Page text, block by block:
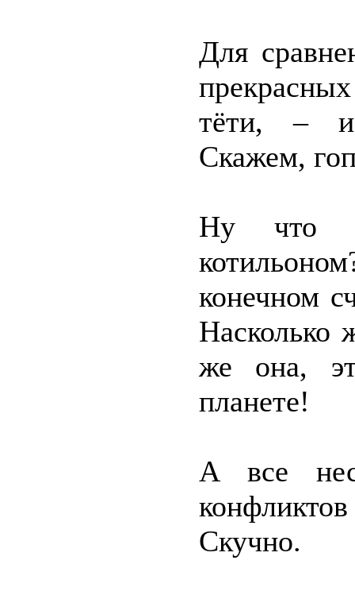
Для
тёти, – и
Скажем,
Ну что
конечном
Насколько
же она,
планете!
А все
Скучно.